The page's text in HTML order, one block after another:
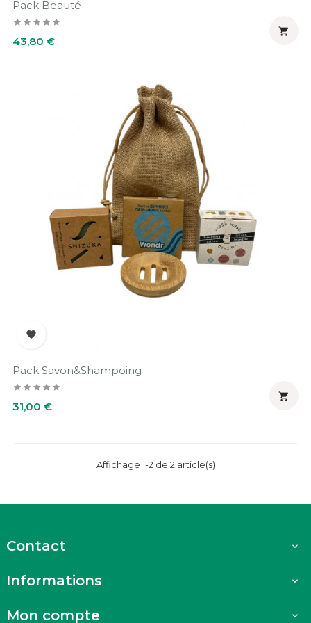
Pack Beauté
Prix
43,80 €


Pack Savon&shampoing
Prix
31,00 €

Affichage 1-2 de 2 article(s)
Contact 
Informations 
Mon compte 